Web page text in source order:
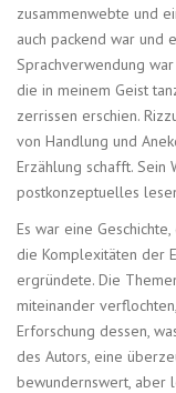
zusammenwebte und
auch packend war und
Sprachverwendung
die in meinem Geist
zerrissen erschien.
von Handlung und
Erzählung schafft. Sein
postkonzeptuelles
Es war eine
die Komplexitäten der
ergründete. Die
miteinander
Erforschung dessen,
des Autors, eine
bewundernswert, aber